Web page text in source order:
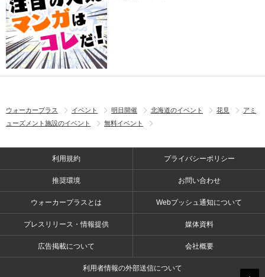
ウォーカープラス イベント 明日開催 北海道のイベント 花見
アミ
ューズメント施設のイベント
無料イベント
利用規約 プライバシーポリシー
推奨環境 お問い合わせ
ウォーカープラスとは Webプッシュ通知について
プレスリリース・情報提供 媒体資料
広告掲載について 会社概要
利用者情報の外部送信について